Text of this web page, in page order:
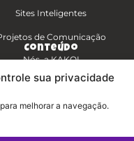
sua privacidade
melhorar a navegação.
Sites Inteligentes
de Comunicação
Conteúdo
Nós, a KAKOI
Clientes KAKOI
KAKOICast